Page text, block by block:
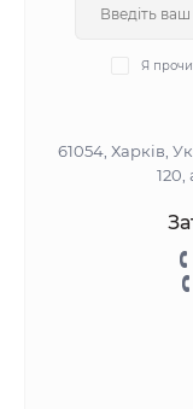
Я
61054, Харків,